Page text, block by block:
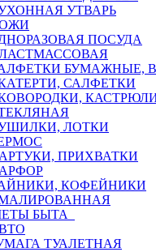
УТВАРЬ
ПОСУДА
БУМАЖНЫЕ,
САЛФЕТКИ
ЛОТКИ
ПРИХВАТКИ
КОФЕЙНИКИ
БЫТА
ТУАЛЕТНАЯ